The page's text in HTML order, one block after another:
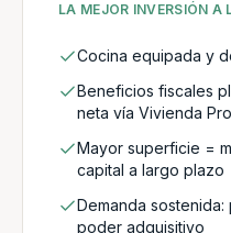
LA MEJOR INVERSIÓN A
Cocina equipada y
Beneficios fiscales
neta vía Vivienda
Mayor superficie =
capital a largo plazo
Demanda
poder adquisitivo